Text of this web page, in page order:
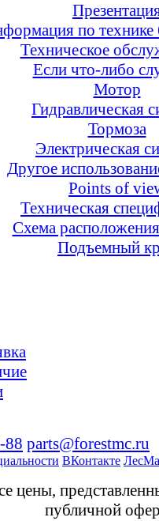
по технике
Техническое
Если что-либо
Мотор
Гидравлическая
Тормоза
Электрическая
Другое
Points of
Техническая
Схема
Подъемный
88 parts@forestmc.ru
ВКонтакте
цены,
публичной